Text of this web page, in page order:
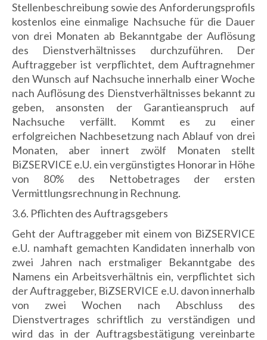
Stellenbeschreibung sowie des Anforderungsprofils
kostenlos eine einmalige Nachsuche für die Dauer
von drei Monaten ab Bekanntgabe der Auflösung
des Dienstverhältnisses durchzuführen. Der
Auftraggeber ist verpflichtet, dem Auftragnehmer
den Wunsch auf Nachsuche innerhalb einer Woche
nach Auflösung des Dienstverhältnisses bekannt zu
geben, ansonsten der Garantieanspruch auf
Nachsuche verfällt. Kommt es zu einer
erfolgreichen Nachbesetzung nach Ablauf von drei
Monaten, aber innert zwölf Monaten stellt
BiZSERVICE e.U. ein vergünstigtes Honorar in Höhe
von 80% des Nettobetrages der ersten
Vermittlungsrechnung in Rechnung.
3.6. Pflichten des Auftragsgebers
Geht der Auftraggeber mit einem von BiZSERVICE
e.U. namhaft gemachten Kandidaten innerhalb von
zwei Jahren nach erstmaliger Bekanntgabe des
Namens ein Arbeitsverhältnis ein, verpflichtet sich
der Auftraggeber, BiZSERVICE e.U. davon innerhalb
von zwei Wochen nach Abschluss des
Dienstvertrages schriftlich zu verständigen und
wird das in der Auftragsbestätigung vereinbarte